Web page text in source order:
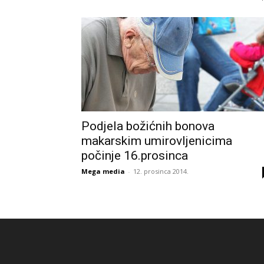
Podjela božićnih bonova
makarskim umirovljenicima
počinje 16.prosinca
Mega media - 12. prosinca 2014.